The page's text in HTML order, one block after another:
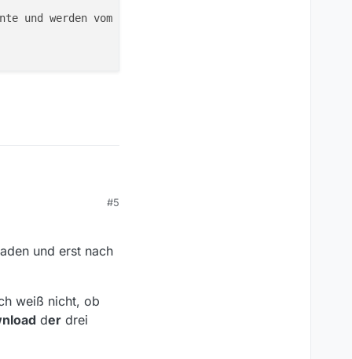
und werden vom MI5 gejagt. Denn die Dateien
Zeitraums im
sein.
#5
und erst nach
weiß nicht, ob
der drei